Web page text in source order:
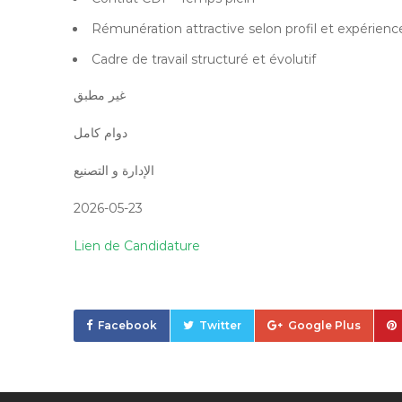
Rémunération attractive selon profil et
Cadre de travail structuré et évolutif
غير مطبق
دوام كامل
الإدارة و التصنيع
2026-05-23
Lien de Candidature
Facebook Twitter Google Plus